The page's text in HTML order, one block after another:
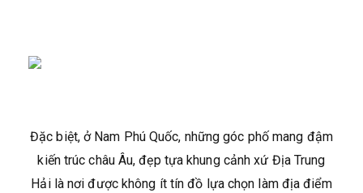
Đặc biệt, ở Nam Phú Quốc, những góc phố mang đậm
kiến trúc châu Âu, đẹp tựa khung cảnh xứ Địa Trung
Hải là nơi được không ít tín đồ lựa chọn làm địa điểm